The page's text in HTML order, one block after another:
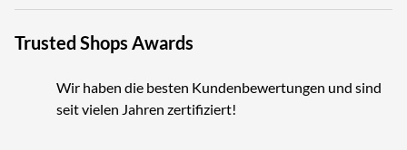
Trusted Shops Awards
Wir haben die besten Kundenbewertungen und sind
seit vielen Jahren zertifiziert!